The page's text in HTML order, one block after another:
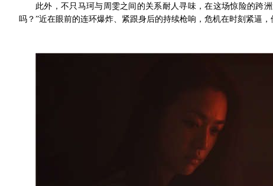
此外，不只马珂与周雯之间的关系耐人寻味，在这场惊险的跨
吗？”近在眼前的连环爆炸、紧跟身后的持续枪响，危机在时刻紧逼